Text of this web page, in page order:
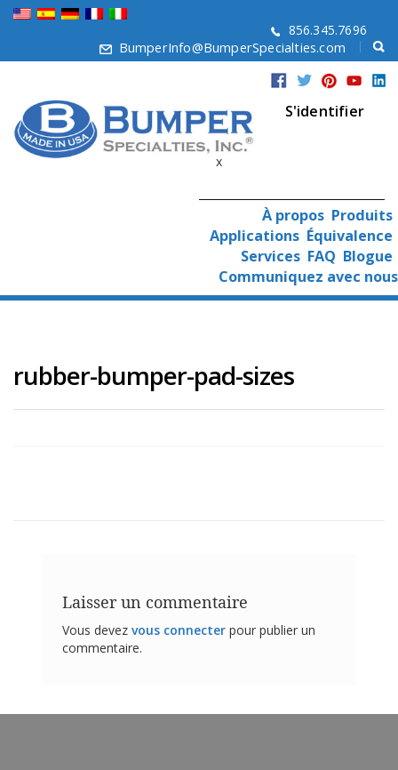
856.345.7696
BumperInfo@BumperSpecialties.com
S'identifier
x
À propos Produits
Applications Équivalence
Services FAQ Blogue
Communiquez avec nous
rubber-bumper-pad-sizes
Laisser un commentaire
Vous devez vous connecterpour publier un
commentaire.